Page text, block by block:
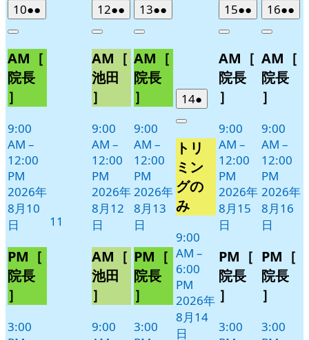
102026
年
月
10
日
●●
件
イ
ト)
Close
AM［
院長
］
9:00
AM –
12:00
PM
2026年
8月10
日
PM［
院長
］
3:00
11
122026
年
月
12
日
●●
件
イ
ベ
ト)
Close
AM［
池田
］
9:00
AM –
12:00
PM
2026年
8月12
日
AM［
池田
］
9:00
132026
年
月
13
日
●●
件
イ
ン
ト)
Close
AM［
院長
］
9:00
AM –
12:00
PM
2026年
8月13
日
PM［
院長
］
3:00
142026
年
月
14
日
●
件
ベ
ン
ト)
Close
トリ
ミン
グの
み
9:00
AM –
6:00
PM
2026年
8月14
日
152026
年
月
15
日
●●
件
イ
ベ
ト)
Close
AM［
院長
］
9:00
AM –
12:00
PM
2026年
8月15
日
PM［
院長
］
3:00
162026
年
月
16
日
●●
件
イ
Close
AM［
院長
］
9:00
AM –
12:00
PM
2026年
8月16
日
PM［
院長
］
3:00